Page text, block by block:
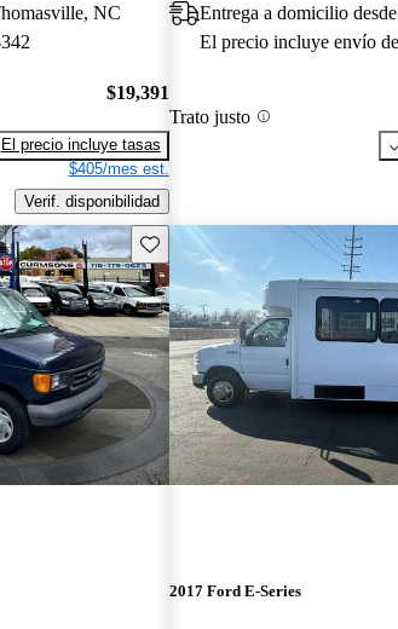
NC
$19,391
El precio incluye tasas
$405/mes est.
Verif. disponibilidad
Entrega a domicilio
El precio incluye envío
Trato justo
Guarda este Aviso
2017 Ford E-Series